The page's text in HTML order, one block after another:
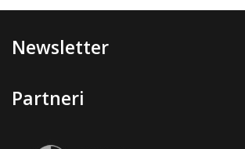
Newsletter
Partneri